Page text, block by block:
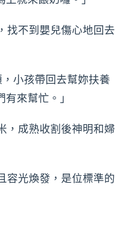
找不到嬰兒傷心地回去
小孩帶回去幫妳扶養
來幫忙。」
，成熟收割後神明和婦
容光煥發，是位標準的